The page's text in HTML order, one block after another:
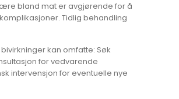
bland mat er avgjørende for å
Tidlig behandling
kan omfatte: Søk
for vedvarende
intervensjon for eventuelle nye